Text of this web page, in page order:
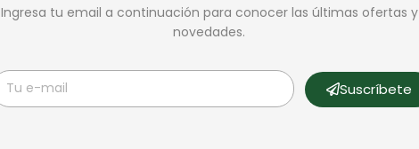
Ingresa tu email a continuación para conocer las últimas ofertas y
novedades.
Suscríbete